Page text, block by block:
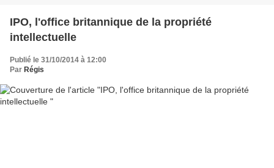
IPO, l'office britannique de la propriété
intellectuelle
Publié le 31/10/2014 à 12:00
Par Régis